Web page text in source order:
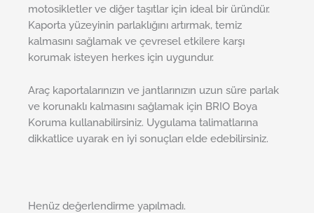
motosikletler ve diğer taşıtlar için ideal bir üründür.
Kaporta yüzeyinin parlaklığını artırmak, temiz
kalmasını sağlamak ve çevresel etkilere karşı
korumak isteyen herkes için uygundur.
Araç kaportalarınızın ve jantlarınızın uzun süre parlak
ve korunaklı kalmasını sağlamak için BRIO Boya
Koruma kullanabilirsiniz. Uygulama talimatlarına
dikkatlice uyarak en iyi sonuçları elde edebilirsiniz.
Henüz değerlendirme yapılmadı.